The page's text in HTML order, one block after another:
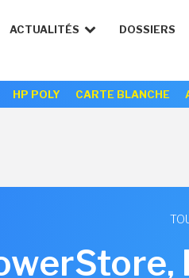
ACTUALITÉS DOSSIERS
HP POLY CARTE BLANCHE